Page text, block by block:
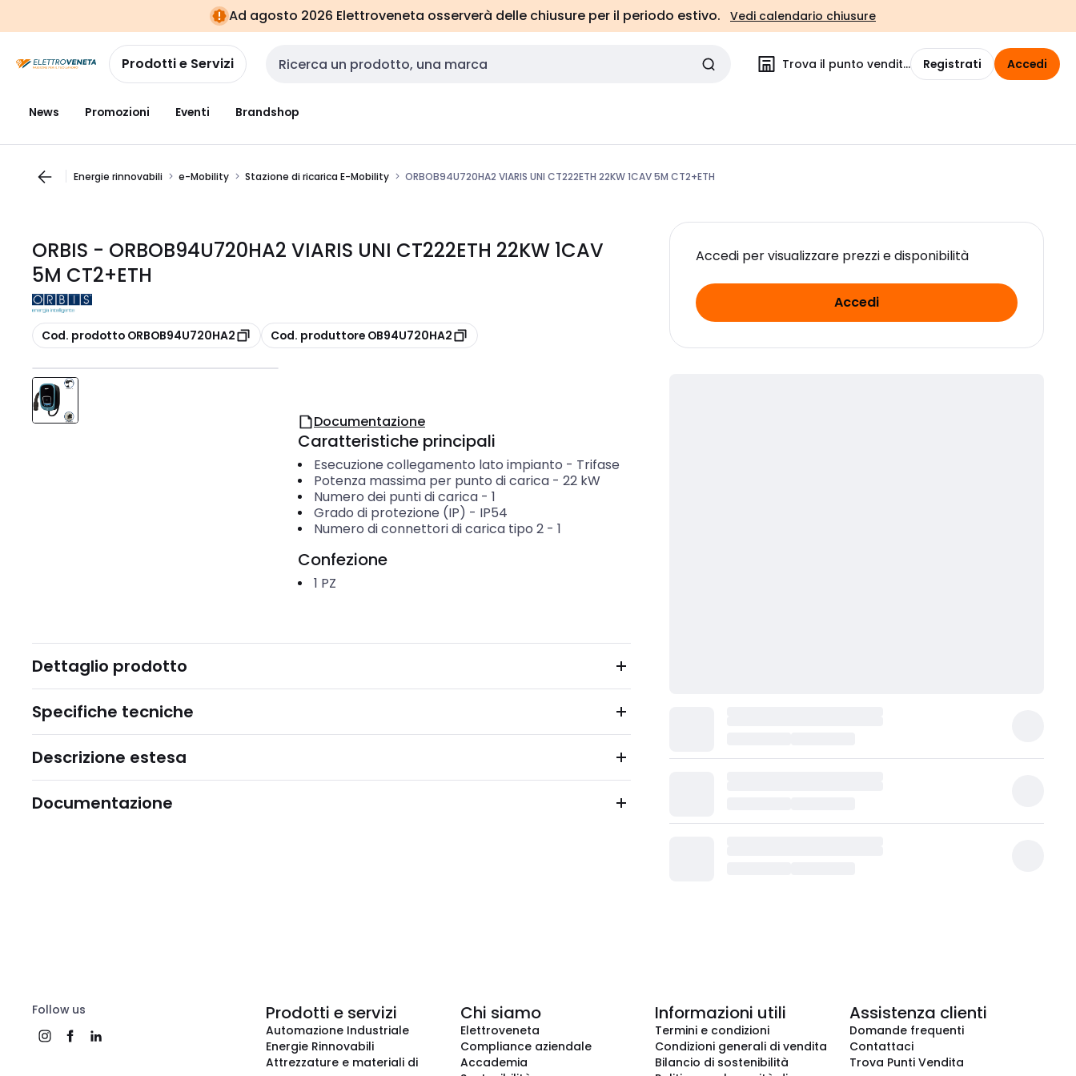
navigazionealla
pagina
Ad agosto 2026 Elettroveneta osserverà delle chiusure per il periodo estivo. Vedi calendario chiusure
Prodotti e Servizi Cerca input Trova il punto vendita Registrati Accedi
News Promozioni Eventi Brandshop
Energie rinnovabili e-Mobility Stazione di ricarica E-Mobility ORBOB94U720HA2 VIARIS UNI CT222ETH 22KW 1CAV 5M CT2+ETH
ORBIS - ORBOB94U720HA2 VIARIS UNI CT222ETH 22KW 1CAV
5M CT2+ETH
copia
Cod. prodotto ORBOB94U720HA2 copia
Cod. produttore OB94U720HA2
Accedi per visualizzare prezzi e disponibilità
Accedi
Documentazione
Caratteristiche principali
Esecuzione collegamento lato impianto - Trifase
Potenza massima per punto di carica- 22 kW
Numero dei punti di carica- 1
Grado di protezione (IP) - IP54
Numero di connettori di carica tipo 2- 1
Confezione
1 PZ
Dettaglio prodotto
Specifiche tecniche
Descrizione estesa
Documentazione
Follow us Prodotti e servizi
Automazione Industriale
Energie Rinnovabili
Attrezzature e materiali di
Chi siamo
Elettroveneta
Compliance aziendale
Accademia
Informazioni utili
Termini e condizioni
Condizioni generali di vendita
Bilancio di sostenibilità
Assistenza clienti
Domande frequenti
Contattaci
Trova Punti Vendita